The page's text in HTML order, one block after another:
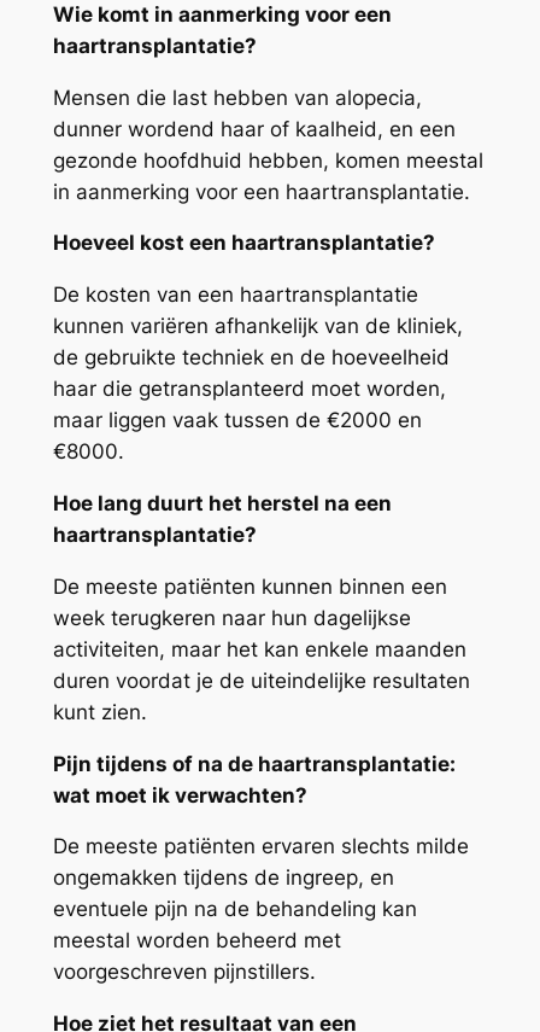
Wie komt in aanmerking voor een
haartransplantatie?
Mensen die last hebben van alopecia,
dunner wordend haar of kaalheid, en een
gezonde hoofdhuid hebben, komen meestal
in aanmerking voor een haartransplantatie.
Hoeveel kost een haartransplantatie?
De kosten van een haartransplantatie
kunnen variëren afhankelijk van de kliniek,
de gebruikte techniek en de hoeveelheid
haar die getransplanteerd moet worden,
maar liggen vaak tussen de €2000 en
€8000.
Hoe lang duurt het herstel na een
haartransplantatie?
De meeste patiënten kunnen binnen een
week terugkeren naar hun dagelijkse
activiteiten, maar het kan enkele maanden
duren voordat je de uiteindelijke resultaten
kunt zien.
Pijn tijdens of na de haartransplantatie:
wat moet ik verwachten?
De meeste patiënten ervaren slechts milde
ongemakken tijdens de ingreep, en
eventuele pijn na de behandeling kan
meestal worden beheerd met
voorgeschreven pijnstillers.
Hoe ziet het resultaat van een